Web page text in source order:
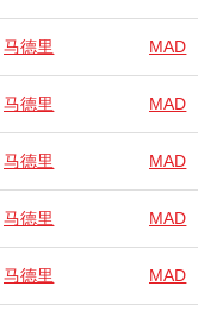
马德里 MAD
马德里 MAD
马德里 MAD
马德里 MAD
马德里 MAD